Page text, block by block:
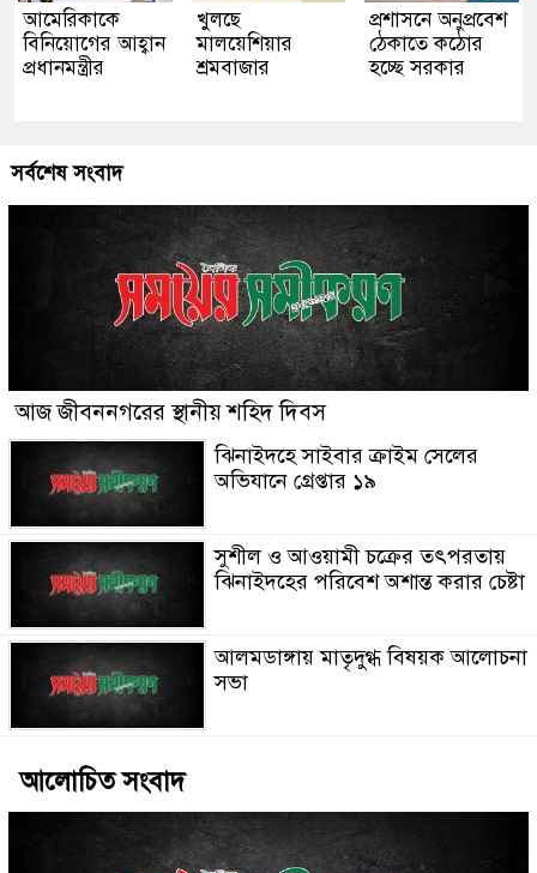
আমেরিকাকে
বিনিয়োগের আহ্বান
প্রধানমন্ত্রীর
খুলছে
মালয়েশিয়ার
শ্রমবাজার
প্রশাসনে অনুপ্রবেশ
ঠেকাতে কঠোর
হচ্ছে সরকার
সর্বশেষ সংবাদ
আজ জীবননগরের স্থানীয় শহিদ দিবস
ঝিনাইদহে সাইবার ক্রাইম সেলের
অভিযানে গ্রেপ্তার ১৯
সুশীল ও আওয়ামী চক্রের তৎপরতায়
ঝিনাইদহের পরিবেশ অশান্ত করার চেষ্টা
আলমডাঙ্গায় মাতৃদুগ্ধ বিষয়ক আলোচনা
সভা
আলোচিত সংবাদ